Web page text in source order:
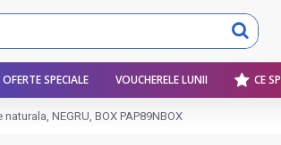
OFERTE SPECIALE VOUCHERELE LUNII CE
NEGRU, BOX PAP89NBOX